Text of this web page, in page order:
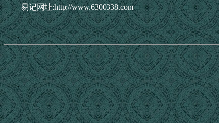
易记网址:http://www.6300338.com